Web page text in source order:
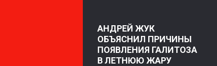
АНДРЕЙ ЖУК
ОБЪЯСНИЛ ПРИЧИНЫ
ПОЯВЛЕНИЯ ГАЛИТОЗА
В ЛЕТНЮЮ ЖАРУ